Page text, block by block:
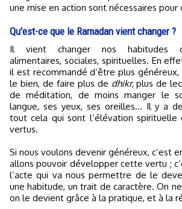
une mise en action sont nécessaires pour
Qu'est-ce que le Ramadan vient changer ?
Il vient changer nos habitudes comportementales,
alimentaires, sociales, spirituelles. En
il est recommandé d’être plus
le bien, de faire plus de dhikr, plus de
de méditation, de moins manger le
langue, ses yeux, ses oreilles… Il y a
tout cela qui sont l’élévation spirituelle
vertus.
Si nous voulons devenir généreux, c’est
allons pouvoir développer cette vertu ;
l’acte qui va nous permettre de le
une habitude, un trait de caractère. On
on le devient grâce à la pratique, et à la